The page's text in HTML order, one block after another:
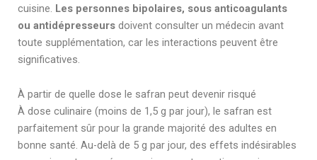
cuisine. Les personnes bipolaires, sous anticoagulants
ou antidépresseursdoivent consulter un médecin avant
toute supplémentation, car les interactions peuvent être
significatives.
À partir de quelle dose le safran peut devenir risqué
À dose culinaire (moins de 1,5 g par jour), le safran est
parfaitement sûr pour la grande majorité des adultes en
bonne santé. Au-delà de 5 g par jour, des effets indésirables